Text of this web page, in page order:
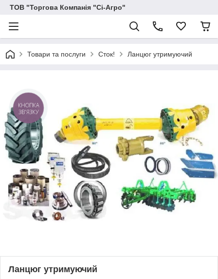
ТОВ "Торгова Компанія "Сі-Агро"
Товари та послуги Сток! Ланцюг утримуючий
Ланцюг утримуючий
КНОПКА
ЗВ'ЯЗКУ